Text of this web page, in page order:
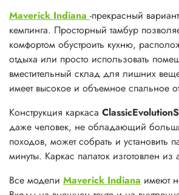
INDIANA &ndash; отличная
традиционном каркасе, рассчитана
проживание четырех человек.
палатки изготовлена из стали, а
дуги &ndash; из фибергласа.
Количество мест - 4.
Количество окон - 3.
Количество входов - 2.
Время сборки - 5 мин.&nbsp;
Внешний тент&nbsp;- Д - 430 см; Ш -
Внутренняя палатка&nbsp;- Д - 215
Maverick Indiana -прекрасный
кемпинга. Просторный тамбур
комфортом обустроить кухню,
отдыха или просто использовать
вместительный склад для лишних
имеет высокое и объемное спальное
Конструкция каркаса ClassicEvolution
даже человек, не обладающий
походов, может собрать и установить
минуты. Каркас палаток изготовлен
Все модели Maverick Indiana имеют